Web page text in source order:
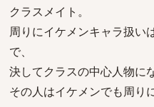
クラスメイト。
周りにイケメンキャラ扱い
で、
決してクラスの中心人物に
その人はイケメンでも周り